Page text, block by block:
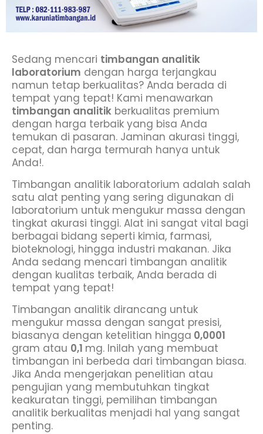
Sedang mencari timbangan analitik
laboratorium dengan harga terjangkau
namun tetap berkualitas? Anda berada di
tempat yang tepat! Kami menawarkan
timbangan analitik berkualitas premium
dengan harga terbaik yang bisa Anda
temukan di pasaran. Jaminan akurasi tinggi,
cepat, dan harga termurah hanya untuk
Anda!.
Timbangan analitik laboratorium adalah salah
satu alat penting yang sering digunakan di
laboratorium untuk mengukur massa dengan
tingkat akurasi tinggi. Alat ini sangat vital bagi
berbagai bidang seperti kimia, farmasi,
bioteknologi, hingga industri makanan. Jika
Anda sedang mencari timbangan analitik
dengan kualitas terbaik, Anda berada di
tempat yang tepat!
Timbangan analitik dirancang untuk
mengukur massa dengan sangat presisi,
biasanya dengan ketelitian hingga 0,0001
gram atau 0,1 mg. Inilah yang membuat
timbangan ini berbeda dari timbangan biasa.
Jika Anda mengerjakan penelitian atau
pengujian yang membutuhkan tingkat
keakuratan tinggi, pemilihan timbangan
analitik berkualitas menjadi hal yang sangat
penting.